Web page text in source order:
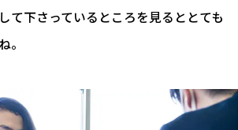
て下さっているところを見るととても
。